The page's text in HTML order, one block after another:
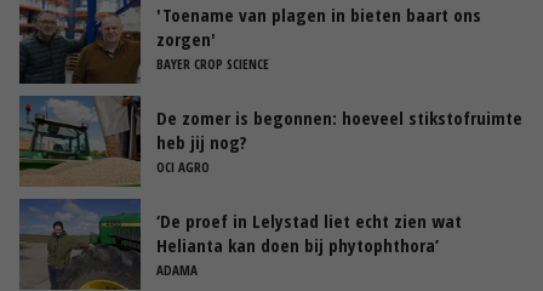
'Toename van plagen in bieten baart ons
zorgen'
BAYER CROP SCIENCE
De zomer is begonnen: hoeveel stikstofruimte
heb jij nog?
OCI AGRO
‘De proef in Lelystad liet echt zien wat
Helianta kan doen bij phytophthora’
ADAMA